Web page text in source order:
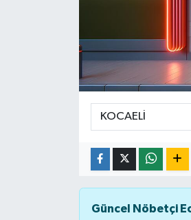
Güncel Nöbetçi